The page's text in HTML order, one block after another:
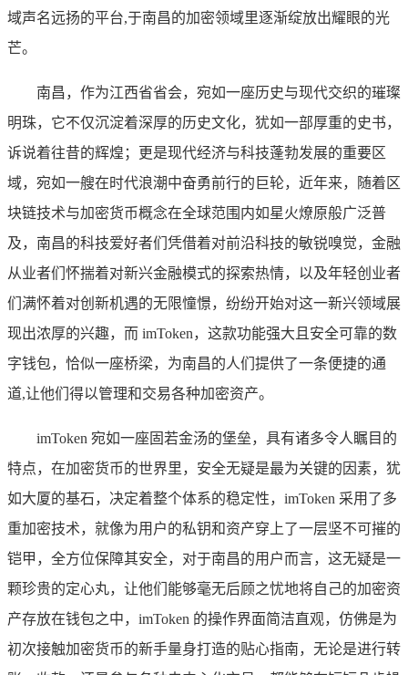
域声名远扬的平台,于南昌的加密领域里逐渐绽放出耀眼的光
芒。
南昌，作为江西省省会，宛如一座历史与现代交织的璀璨
明珠，它不仅沉淀着深厚的历史文化，犹如一部厚重的史书，
诉说着往昔的辉煌；更是现代经济与科技蓬勃发展的重要区
域，宛如一艘在时代浪潮中奋勇前行的巨轮，近年来，随着区
块链技术与加密货币概念在全球范围内如星火燎原般广泛普
及，南昌的科技爱好者们凭借着对前沿科技的敏锐嗅觉，金融
从业者们怀揣着对新兴金融模式的探索热情，以及年轻创业者
们满怀着对创新机遇的无限憧憬，纷纷开始对这一新兴领域展
现出浓厚的兴趣，而 imToken，这款功能强大且安全可靠的数
字钱包，恰似一座桥梁，为南昌的人们提供了一条便捷的通
道,让他们得以管理和交易各种加密资产。
imToken 宛如一座固若金汤的堡垒，具有诸多令人瞩目的
特点，在加密货币的世界里，安全无疑是最为关键的因素，犹
如大厦的基石，决定着整个体系的稳定性，imToken 采用了多
重加密技术，就像为用户的私钥和资产穿上了一层坚不可摧的
铠甲，全方位保障其安全，对于南昌的用户而言，这无疑是一
颗珍贵的定心丸，让他们能够毫无后顾之忧地将自己的加密资
产存放在钱包之中，imToken 的操作界面简洁直观，仿佛是为
初次接触加密货币的新手量身打造的贴心指南，无论是进行转